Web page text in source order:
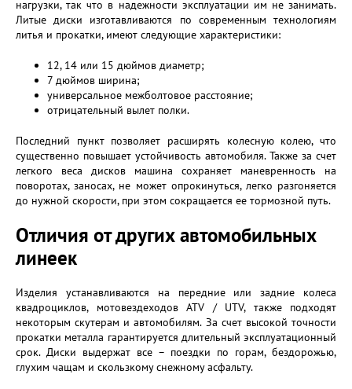
нагрузки, так что в надежности эксплуатации им не занимать.
Литые диски изготавливаются по современным технологиям
литья и прокатки, имеют следующие характеристики:
12, 14 или 15 дюймов диаметр;
7 дюймов ширина;
универсальное межболтовое расстояние;
отрицательный вылет полки.
Последний пункт позволяет расширять колесную колею, что
существенно повышает устойчивость автомобиля. Также за счет
легкого веса дисков машина сохраняет маневренность на
поворотах, заносах, не может опрокинуться, легко разгоняется
до нужной скорости, при этом сокращается ее тормозной путь.
Отличия от других автомобильных
линеек
Изделия устанавливаются на передние или задние колеса
квадроциклов, мотовездеходов ATV / UTV, также подходят
некоторым скутерам и автомобилям. За счет высокой точности
прокатки металла гарантируется длительный эксплуатационный
срок. Диски выдержат все – поездки по горам, бездорожью,
глухим чащам и скользкому снежному асфальту.